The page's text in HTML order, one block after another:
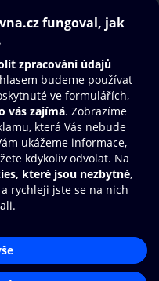
O2 Knihovna